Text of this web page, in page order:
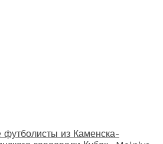
из Каменска-